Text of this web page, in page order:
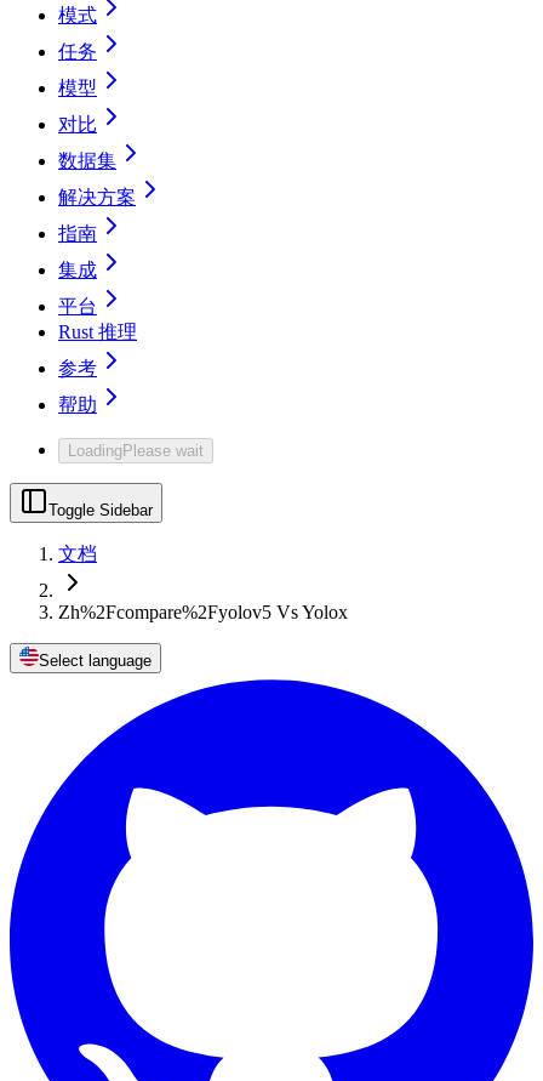
模式
任务
模型
对比
数据集
解决方案
指南
集成
平台
Rust 推理
参考
帮助
LoadingPlease wait
Toggle Sidebar
文档
Zh%2Fcompare%2Fyolov5 Vs Yolox
Select language